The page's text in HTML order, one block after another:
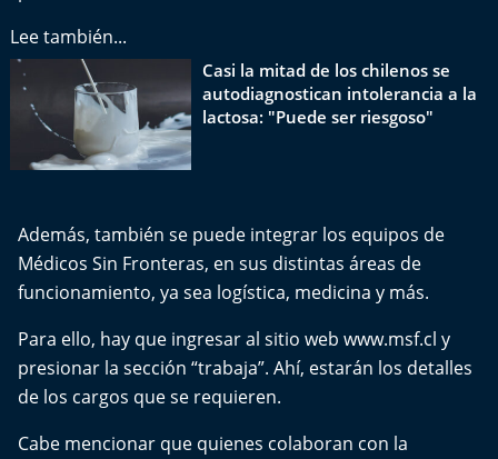
Lee también...
Casi la mitad de los chilenos se
autodiagnostican intolerancia a la
lactosa: "Puede ser riesgoso"
Además, también se puede integrar los equipos de
Médicos Sin Fronteras, en sus distintas áreas de
funcionamiento, ya sea logística, medicina y más.
Para ello, hay que ingresar al sitio web www.msf.cl y
presionar la sección “trabaja”. Ahí, estarán los detalles
de los cargos que se requieren.
Cabe mencionar que quienes colaboran con la